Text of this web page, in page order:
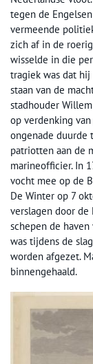
tegen de
vermeende
zich af in de
wisselde in die
tragiek was dat
staan van de
stadhouder
op verdenking
ongenade duurde
patriotten aan de
marineofficier. In
vocht mee op de
De Winter op 7
verslagen door de
schepen de
was tijdens de
worden afgezet.
binnengehaald.